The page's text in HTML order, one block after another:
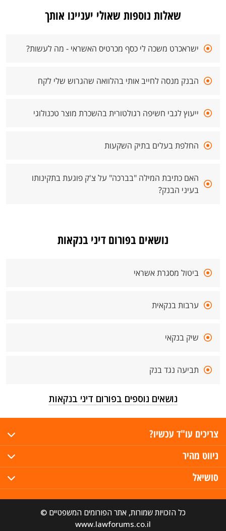
שאלות נוספות שאולי יעניינו אותך
ישראכרט משכה לי כסף מכרטיס האשראי - מה לעשות?
הבנק מנסה לחייב אותי בהלוואה שהגרוש שלי לקח
ייעוץ לגבי חשיפה רגולטורית בהשכרת מוצר טכנולוגי
החלפת בעלים בתיק השקעות
האם כתיבת המילה "בברכה" על צ'ק פוגעת בתקינותו
בעיני הבנק?
נושאים בפורום דיני בנקאות
ביטול מסגרת אשראי
ערבות בנקאית
שיק בנקאי
תביעה נגד בנק
נושאים נוספים בפורום דיני בנקאות
צריכים עו"ד עכשיו?
ניווט מהיר
סושיאל
כל הזכויות שמורות, אתר הפורומים המשפטיים ©
www.lawforums.co.il